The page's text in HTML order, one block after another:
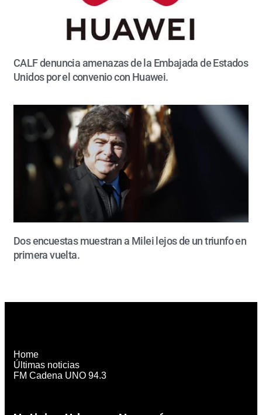
CALF denuncia amenazas de la Embajada de Estados
Unidos por el convenio con Huawei.
Dos encuestas muestran a Milei lejos de un triunfo en
primera vuelta.
Home
Últimas noticias
FM Cadena UNO 94.3